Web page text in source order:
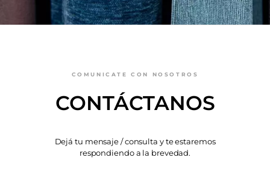
COMUNICATE CON NOSOTROS
CONTÁCTANOS
Dejá tu mensaje / consulta y te estaremos
respondiendo a la brevedad.